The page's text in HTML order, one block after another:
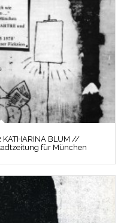
KATHARINA BLUM //
für München